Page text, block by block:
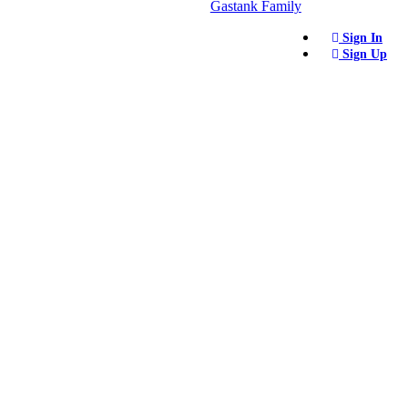
Gastank Family
Sign In
Sign Up